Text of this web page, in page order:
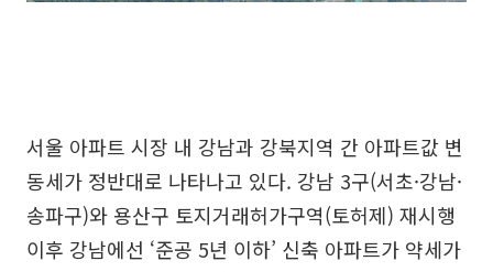
서울 아파트 시장 내 강남과 강북지역 간 아파트값 변
동세가 정반대로 나타나고 있다. 강남 3구(서초·강남·
송파구)와 용산구 토지거래허가구역(토허제) 재시행
이후 강남에선 ‘준공 5년 이하’ 신축 아파트가 약세가